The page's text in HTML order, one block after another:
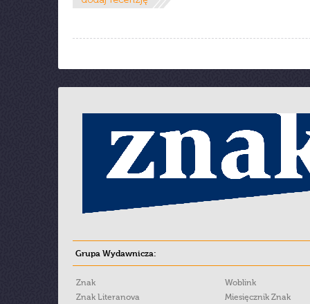
Grupa Wydawnicza:
Znak
Znak Literanova
Woblink
Miesięcznik Znak